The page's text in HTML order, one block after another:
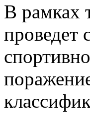
В рамках
проведет